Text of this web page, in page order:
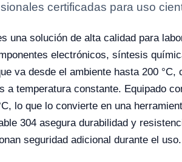
certificadas para uso
una solución de alta calidad para
electrónicos, síntesis
va desde el ambiente hasta 200
temperatura constante. Equipado
lo que lo convierte en una
304 asegura durabilidad y
seguridad adicional durante el uso.